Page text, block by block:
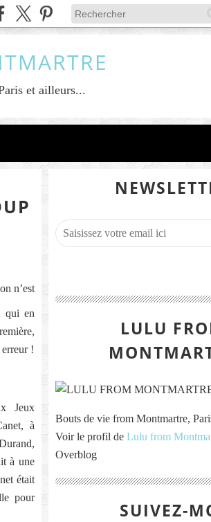
et ailleurs...
n’est
qui en
erreur !
Jeux
à
à une
était
pour
LULU
Bouts de vie from Montmartre,
Voir le profil de Lulu from
Overblog
SUIVEZ-